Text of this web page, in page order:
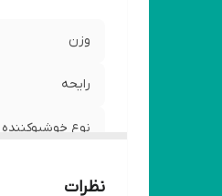
وزن
رایحه
نوع خوشبوکننده
نظرات